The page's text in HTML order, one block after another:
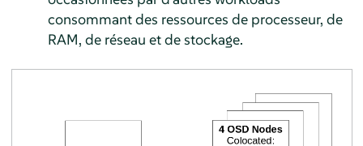
consommant des ressources de processeur, de
RAM, de réseau et de stockage.